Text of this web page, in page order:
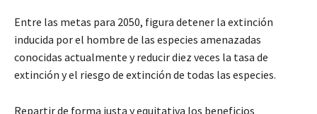
Entre las metas para 2050, figura detener la extinción
inducida por el hombre de las especies amenazadas
conocidas actualmente y reducir diez veces la tasa de
extinción y el riesgo de extinción de todas las especies.
Repartir de forma justa y equitativa los beneficios